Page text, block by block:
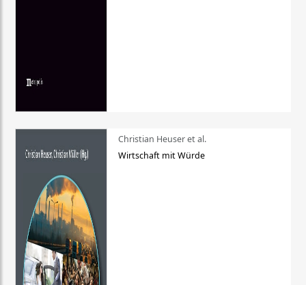
Christian Heuser et al.
Wirtschaft mit Würde